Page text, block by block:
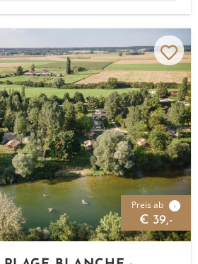
Preis ab i
€ 39,-